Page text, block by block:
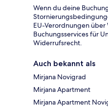
Wenn du deine
EU-Verordnungen
Buchungsservices für
Widerrufsrecht.
Auch bekannt als
Mirjana Novigrad
Mirjana Apartment
Mirjana Apartment